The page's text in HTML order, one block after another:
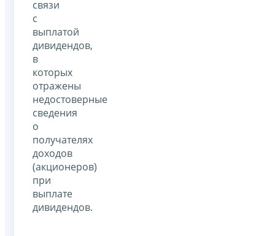
связи
с
выплатой
дивидендов,
в
которых
отражены
недостоверные
сведения
о
получателях
доходов
(акционеров)
при
выплате
дивидендов.